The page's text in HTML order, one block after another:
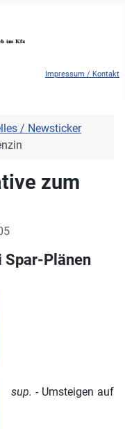
Impressum / Kontakt
/ Newsticker
zum
Spar-Plänen
sup. - Umsteigen auf